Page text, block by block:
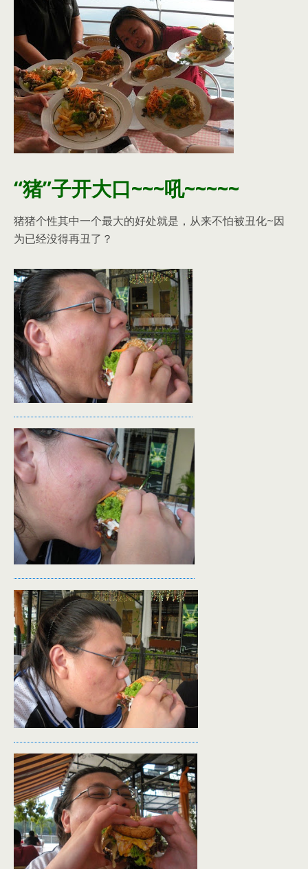
“猪”子开大口~~~吼~~~~~
猪猪个性其中一个最大的好处就是，从来不怕被丑化~因
为已经没得再丑了？